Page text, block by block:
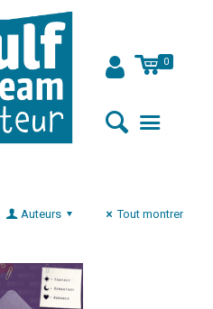
0
Auteurs Tout montrer